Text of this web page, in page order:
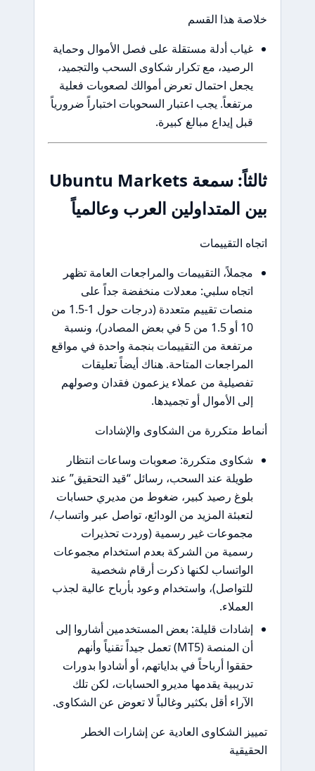
خلاصة هذا القسم
غياب أدلة مستقلة على فصل الأموال وحماية
الرصيد، مع تكرار شكاوى السحب والتجميد،
يجعل احتمال تعرض أموالك لصعوبات فعلية
مرتفعاً. يجب اعتبار السحوبات اختباراً ضرورياً
قبل إيداع مبالغ كبيرة.
ثالثاً: سمعة Ubuntu Markets
بين المتداولين العرب وعالمياً
اتجاه التقييمات
مجملاً، التقييمات والمراجعات العامة تظهر
اتجاه سلبي: معدلات منخفضة جداً على
منصات تقييم متعددة (درجات حول 1-1.5 من
10 أو 1.5 من 5 في بعض المصادر)، ونسبة
مرتفعة من التقييمات بنجمة واحدة في مواقع
المراجعات المتاحة. هناك أيضاً تعليقات
تفصيلية من عملاء يزعمون فقدان وصولهم
إلى الأموال أو تجميدها.
أنماط متكررة من الشكاوى والإشادات
شكاوى متكررة: صعوبات وساعات انتظار
طويلة عند السحب، رسائل “قيد التحقيق” عند
بلوغ رصيد كبير، ضغوط من مديري حسابات
لتعبئة المزيد من الودائع، تواصل عبر واتساب/
مجموعات غير رسمية (وردت تحذيرات
رسمية من الشركة بعدم استخدام مجموعات
الواتساب لكنها ذكرت أرقام شخصية
للتواصل)، واستخدام وعود بأرباح عالية لجذب
العملاء.
إشادات قليلة: بعض المستخدمين أشاروا إلى
أن المنصة (MT5) تعمل جيداً تقنياً وأنهم
حققوا أرباحاً في بداياتهم، أو أشادوا بدورات
تدريبية يقدمها مديرو الحسابات، لكن تلك
الآراء أقل بكثير وغالباً لا تعوض عن الشكاوى.
تمييز الشكاوى العادية عن إشارات الخطر
الحقيقية